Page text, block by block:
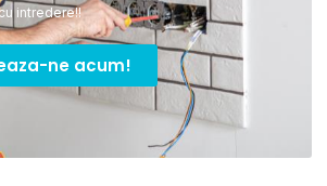
intredere!!
ne acum!